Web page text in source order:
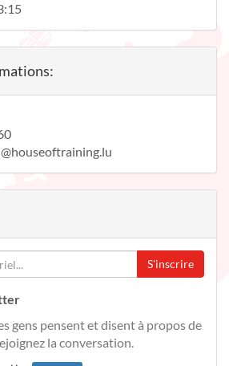
S'inscrire
gens pensent et disent à propos de
la conversation.